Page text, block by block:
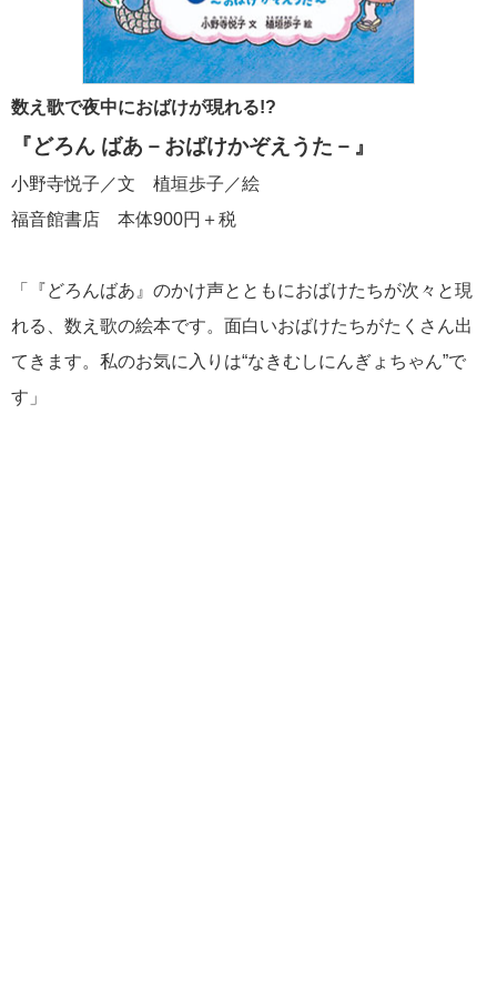
数え歌で夜中におばけが現れる!?
『どろん ばあ－おばけかぞえうた－』
小野寺悦子／文 植垣歩子／絵
福音館書店 本体900円＋税
「『どろんばあ』のかけ声とともにおばけたちが次々と現
れる、数え歌の絵本です。面白いおばけたちがたくさん出
てきます。私のお気に入りは“なきむしにんぎょちゃん”で
す」